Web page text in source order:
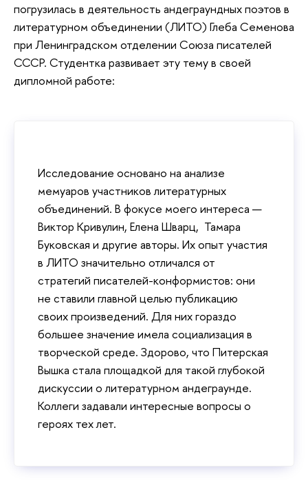
погрузилась в деятельность андеграундных поэтов в
литературном объединении (ЛИТО) Глеба Семенова
при Ленинградском отделении Союза писателей
СССР. Студентка развивает эту тему в своей
дипломной работе:
Исследование основано на анализе
мемуаров участников литературных
объединений. В фокусе моего интереса —
Виктор Кривулин, Елена Шварц, Тамара
Буковская и другие авторы. Их опыт участия
в ЛИТО значительно отличался от
стратегий писателей-конформистов: они
не ставили главной целью публикацию
своих произведений. Для них гораздо
большее значение имела социализация в
творческой среде. Здорово, что Питерская
Вышка стала площадкой для такой глубокой
дискуссии о литературном андеграунде.
Коллеги задавали интересные вопросы о
героях тех лет.